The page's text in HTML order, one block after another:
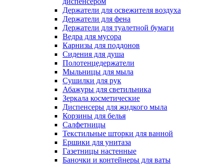
Держатели для освежителя воздуха
Держатели для фена
Держатели для туалетной бумаги
Ведра для мусора
Карнизы для поддонов
Сидения для душа
Полотенцедержатели
Мыльницы для мыла
Сушилки для рук
Абажуры для светильника
Зеркала косметические
Диспенсеры для жидкого мыла
Корзины для белья
Салфетницы
Текстильные шторки для ванной
Ершики для унитаза
Газетницы настенные
Баночки и контейнеры для ваты